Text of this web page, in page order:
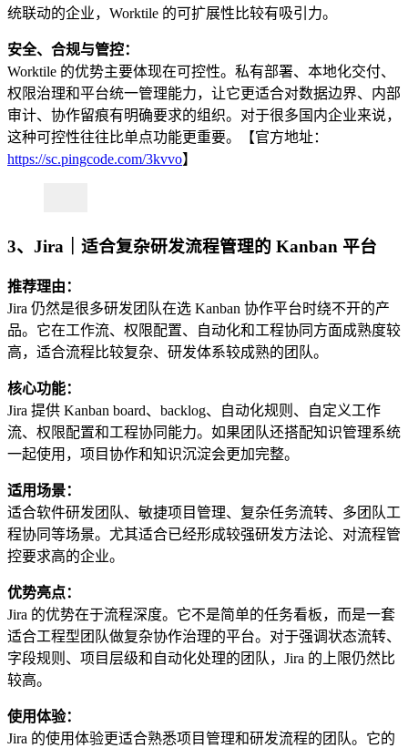
统联动的企业，Worktile 的可扩展性比较有吸引力。
安全、合规与管控：
Worktile 的优势主要体现在可控性。私有部署、本地化交付、
权限治理和平台统一管理能力，让它更适合对数据边界、内部
审计、协作留痕有明确要求的组织。对于很多国内企业来说，
这种可控性往往比单点功能更重要。【官方地址：
https://sc.pingcode.com/3kvvo】
3、Jira｜适合复杂研发流程管理的 Kanban 平台
推荐理由：
Jira 仍然是很多研发团队在选 Kanban 协作平台时绕不开的产
品。它在工作流、权限配置、自动化和工程协同方面成熟度较
高，适合流程比较复杂、研发体系较成熟的团队。
核心功能：
Jira 提供 Kanban board、backlog、自动化规则、自定义工作
流、权限配置和工程协同能力。如果团队还搭配知识管理系统
一起使用，项目协作和知识沉淀会更加完整。
适用场景：
适合软件研发团队、敏捷项目管理、复杂任务流转、多团队工
程协同等场景。尤其适合已经形成较强研发方法论、对流程管
控要求高的企业。
优势亮点：
Jira 的优势在于流程深度。它不是简单的任务看板，而是一套
适合工程型团队做复杂协作治理的平台。对于强调状态流转、
字段规则、项目层级和自动化处理的团队，Jira 的上限仍然比
较高。
使用体验：
Jira 的使用体验更适合熟悉项目管理和研发流程的团队。它的